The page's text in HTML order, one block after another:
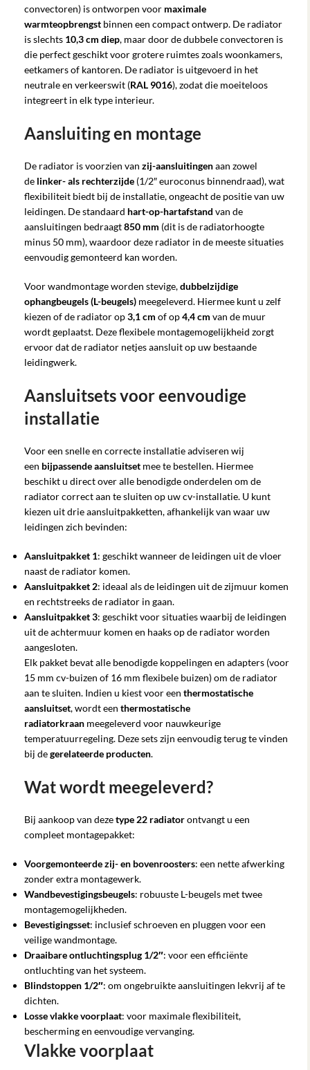
convectoren) is ontworpen voor maximale
warmteopbrengst binnen een compact ontwerp. De radiator
is slechts 10,3 cm diep, maar door de dubbele convectoren is
die perfect geschikt voor grotere ruimtes zoals woonkamers,
eetkamers of kantoren. De radiator is uitgevoerd in het
neutrale en verkeerswit (RAL 9016), zodat die moeiteloos
integreert in elk type interieur.
Aansluiting en montage
De radiator is voorzien van zij-aansluitingenaan zowel
de linker- als rechterzijde (1/2″ euroconus binnendraad), wat
flexibiliteit biedt bij de installatie, ongeacht de positie van uw
leidingen. De standaard hart-op-hartafstand van de
aansluitingen bedraagt850 mm (dit is de radiatorhoogte
minus 50 mm), waardoor deze radiator in de meeste situaties
eenvoudig gemonteerd kan worden.
Voor wandmontage worden stevige,dubbelzijdige
ophangbeugels (L-beugels) meegeleverd. Hiermee kunt u zelf
kiezen of de radiator op3,1 cm of op4,4 cm van de muur
wordt geplaatst. Deze flexibele montagemogelijkheid zorgt
ervoor dat de radiator netjes aansluit op uw bestaande
leidingwerk.
Aansluitsets voor eenvoudige
installatie
Voor een snelle en correcte installatie adviseren wij
een bijpassende aansluitset mee te bestellen. Hiermee
beschikt u direct over alle benodigde onderdelen om de
radiator correct aan te sluiten op uw cv-installatie. U kunt
kiezen uit drie aansluitpakketten, afhankelijk van waar uw
leidingen zich bevinden:
Aansluitpakket 1: geschikt wanneer de leidingen uit de vloer
naast de radiator komen.
Aansluitpakket 2: ideaal als de leidingen uit de zijmuur komen
en rechtstreeks de radiator in gaan.
Aansluitpakket 3: geschikt voor situaties waarbij de leidingen
uit de achtermuur komen en haaks op de radiator worden
aangesloten.
Elk pakket bevat alle benodigde koppelingen en adapters (voor
15 mm cv-buizen of 16 mm flexibele buizen) om de radiator
aan te sluiten. Indien u kiest voor een thermostatische
aansluitset, wordt een thermostatische
radiatorkraan meegeleverd voor nauwkeurige
temperatuurregeling. Deze sets zijn eenvoudig terug te vinden
bij degerelateerde producten.
Wat wordt meegeleverd?
Bij aankoop van dezetype 22 radiatorontvangt u een
compleet montagepakket:
Voorgemonteerde zij- en bovenroosters: een nette afwerking
zonder extra montagewerk.
Wandbevestigingsbeugels: robuuste L-beugels met twee
montagemogelijkheden.
Bevestigingsset: inclusief schroeven en pluggen voor een
veilige wandmontage.
Draaibare ontluchtingsplug 1/2″: voor een efficiënte
ontluchting van het systeem.
Blindstoppen 1/2″: om ongebruikte aansluitingen lekvrij af te
dichten.
Losse vlakke voorplaat: voor maximale flexibiliteit,
bescherming en eenvoudige vervanging.
Vlakke voorplaat